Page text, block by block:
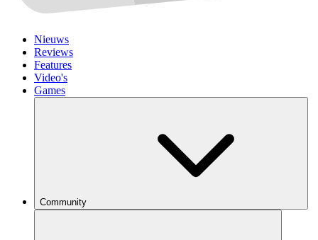
Nieuws
Reviews
Features
Video's
Games
Community